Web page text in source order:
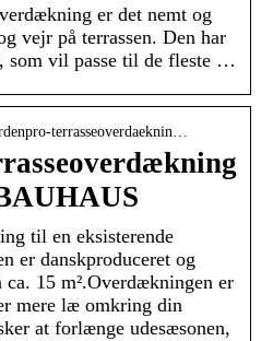
er det nemt og
vejr på terrassen. Den har
som vil passe til de fleste …
terrasseoverdaeknin…
til en eksisterende
er danskproduceret og
ca. 15 m².Overdækningen er
mere læ omkring din
at forlænge udesæsonen,